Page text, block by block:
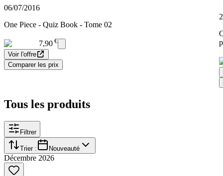
06/07/2016
One Piece - Quiz Book - Tome 02
7,90 €
Voir l'offre
Comparer les prix
Tous les produits
Filtrer
Trier : Nouveauté
Décembre 2026